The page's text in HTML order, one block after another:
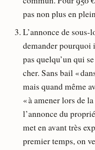
pas non plus en
L’annonce de sous-
demander pourquoi
pas quelqu’un qui
cher. Sans bail «
mais quand même
« à amener lors de
l’annonce du
met en avant très
premier temps, on